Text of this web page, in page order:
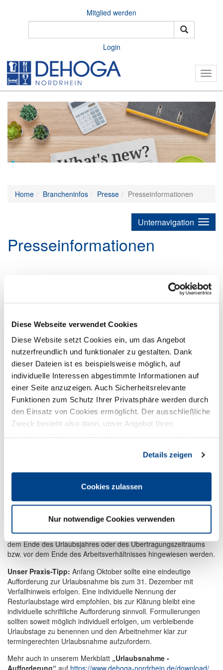
Diese Webseite verwendet Cookies
Diese Website setzt Cookies ein, um das Angebot
nutzerfreundlich und funktionaler zu gestalten. Dank
dieser Dateien ist es beispielsweise möglich, auf
individuelle Interessen abgestimmte Informationen auf
einer Seite anzuzeigen. Auch Sicherheitsrelevante
Funktionen zum Schutz Ihrer Privatsphäre werden durch
den Einsatz von Cookies ermöglicht. Der ausschließliche
Zweck besteht also darin, unser Angebot Ihren
Details zeigen
Cookies zulassen
Nur notwendige Cookies verwenden
Mitglied werden
Login
Home Brancheninfos Presse Presseinformationen
Unternavigation
Presseinformationen
Rest-Urlaub von Mitarbeitern - was
Urlaubsnahme - Erlöschen des Urlaubsanspruchs -
Hinweispflicht
Arbeitgeber müssen rechtzeitig zur Urlaubsnahme auffordern und
Sa 242/18). Wie sollte das passieren? Es sollte eine Aufforderung
rechtzeitig erfolgen, die deutlich macht, dass der Urlaub
tatsächlich genommen werden kann bzw. der Arbeitgeber weist
auf das Erlöschen des Urlaubsanspruches hin. Hier muss vor
dem Ende des Urlaubsjahres oder des Übertragungszeitraums
bzw. vor dem Ende des Arbeitsverhältnisses hingewiesen werden.
Unser Praxis-Tipp: Anfang Oktober sollte eine eindeutige
Aufforderung zur Urlaubsnahme bis zum 31. Dezember mit
Verfallhinweis erfolgen. Eine individuelle Nennung der
Resturlaubstage wird empfohlen, bis zur Klärung bleibt eine
individuelle schriftliche Aufforderung sinnvoll. Formulierungen
sollten soweit möglich individuell erfolgen, um verbleibende
Urlaubstage zu benennen und den Arbeitnehmer klar zur
termingerechten Urlaubsnahme aufzufordern.
Mehr auch in unserem Merkblatt „Urlaubsnahme -
Aufforderung“ auf https://www.dehoga-nordrhein.de/download/